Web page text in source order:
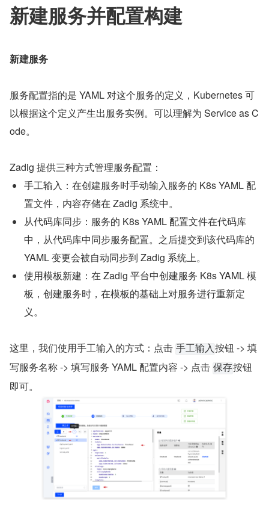
新建服务并配置构建
新建服务
服务配置指的是 YAML 对这个服务的定义，Kubernetes 可
以根据这个定义产生出服务实例。可以理解为 Service as C
ode。
Zadig 提供三种方式管理服务配置：
手工输入：在创建服务时手动输入服务的 K8s YAML 配
置文件，内容存储在 Zadig 系统中。
从代码库同步：服务的 K8s YAML 配置文件在代码库
中，从代码库中同步服务配置。之后提交到该代码库的
YAML 变更会被自动同步到 Zadig 系统上。
使用模板新建：在 Zadig 平台中创建服务 K8s YAML 模
板，创建服务时，在模板的基础上对服务进行重新定
义。
这里，我们使用手工输入的方式：点击 手工输入按钮 -> 填
写服务名称 -> 填写服务 YAML 配置内容 -> 点击 保存按钮
即可。